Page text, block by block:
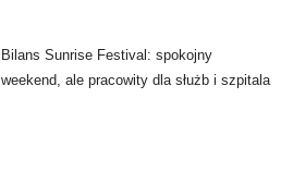
Bilans Sunrise Festival: spokojny
weekend, ale pracowity dla służb i szpitala